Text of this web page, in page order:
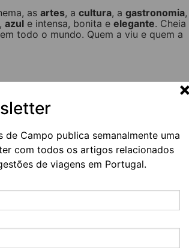
de Campo publica semanalmente uma
com todos os artigos relacionados
de viagens em Portugal.
asartes, acultura, agastronomia,
azul e intensa, bonita eelegante. Cheia
todo o mundo. Quem a viu e quem a